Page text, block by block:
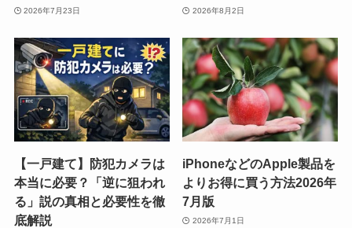
2026年7月23日 2026年8月2日
【一戸建て】防犯カメラは
本当に必要？「逆に狙われ
る」説の真相と必要性を徹
底解説
iPhoneなどのApple製品を
よりお得に買う方法2026年
7月版
2026年7月1日